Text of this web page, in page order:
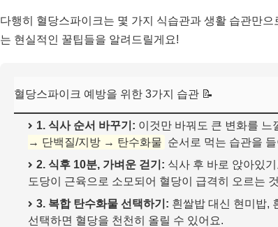
다행히 혈당스파이크는 몇 가지 식습관과 생활 습관만
는 현실적인 꿀팁들을 알려드릴게요!
혈당스파이크 예방을 위한 3가지 습관 📝
1. 식사 순서 바꾸기: 이것만 바꿔도 큰 변화를 느
→ 단백질/지방 → 탄수화물 순서로 먹는 습관을
2. 식후 10분, 가벼운 걷기: 식사 후 바로 앉아있
도당이 근육으로 소모되어 혈당이 급격히 오르는
3. 복합 탄수화물 선택하기: 흰쌀밥 대신 현미밥,
선택하면 혈당을 천천히 올릴 수 있어요.